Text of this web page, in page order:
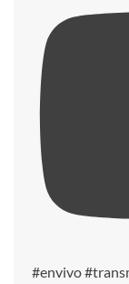
#envivo